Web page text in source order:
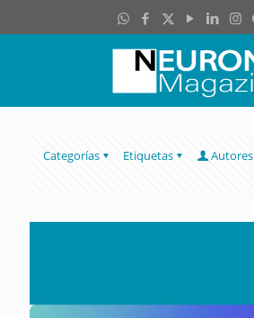
Categorías Etiquetas
Autores